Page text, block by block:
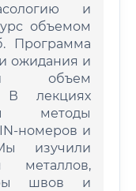
и
объемом
Программа
ожидания и
объем
В лекциях
методы
номеров и
изучили
металлов,
швов и